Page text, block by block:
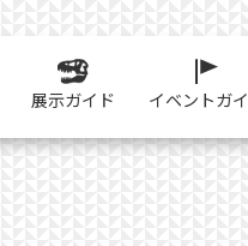
展示ガイド イベントガ